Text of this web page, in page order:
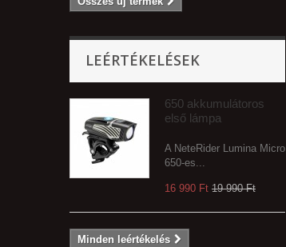
LEÉRTÉKELÉSEK
650 akkumulátoros
első lámpa
A NeteRider Lumina Micro
650-es...
16 990 Ft‎ 19 990 Ft‎
Minden leértékelés